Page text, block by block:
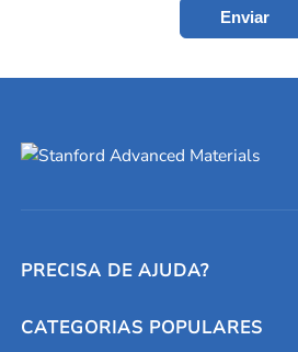
Enviar
PRECISA DE AJUDA?
Conversores e calculadoras
CATEGORIAS POPULARES